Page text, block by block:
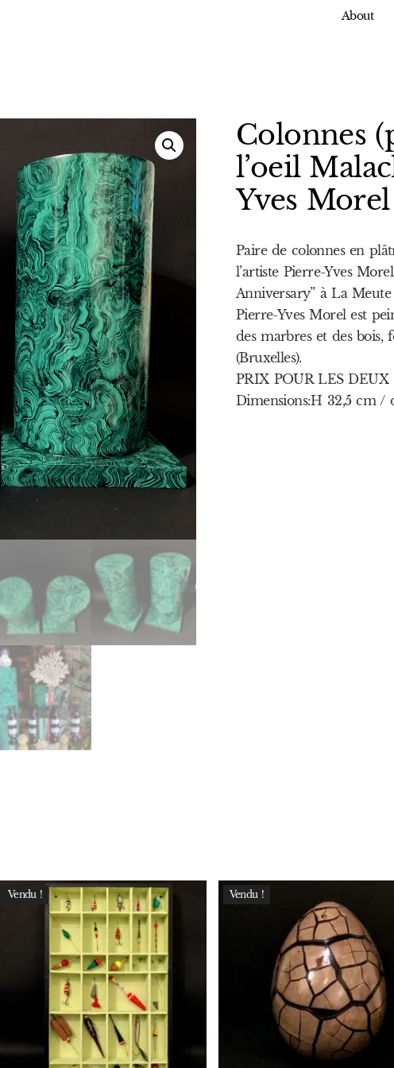
About
Colonnes
l’oeil
Yves Morel
Paire de colonnes en
l’artiste Pierre-Yves
Anniversary” à La
Pierre-Yves Morel est
des marbres et des bois,
(Bruxelles).
PRIX POUR LES DEUX
Dimensions:H 32,5 cm /
Vendu ! Vendu !